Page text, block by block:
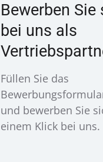
Bewerben Sie
bei uns als
Füllen Sie das
und bewerben Sie
einem Klick bei uns.